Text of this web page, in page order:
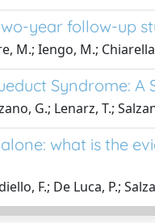
year follow-up
M.; Iengo, M.;
Syndrome: A
G.; Lenarz, T.;
what is the
F.; De Luca, P.;